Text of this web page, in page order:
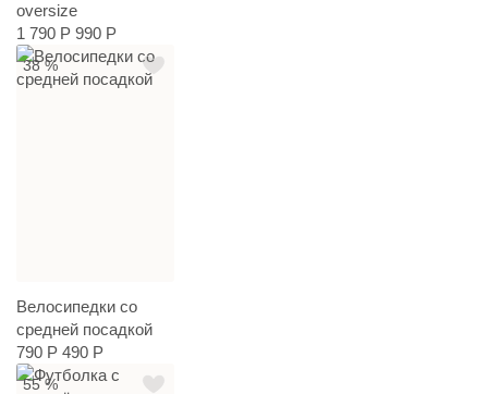
oversize
1 790 Р 990 Р
38 %
Велосипедки со
средней посадкой
790 Р 490 Р
55 %